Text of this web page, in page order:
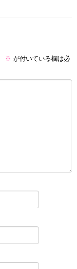
※ が付いている欄は必